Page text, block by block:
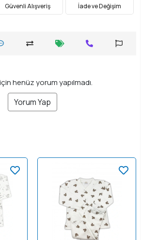
Güvenli Alışveriş İade ve Değişim
henüz yorum yapılmadı.
Yorum Yap